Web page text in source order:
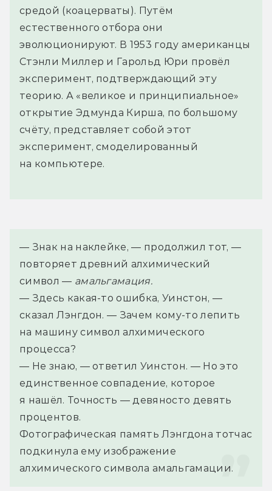
средой (коацерваты). Путём
естественного отбора они
эволюционируют. В 1953 году американцы
Стэнли Миллер и Гарольд Юри провёл
эксперимент, подтверждающий эту
теорию. А «великое и принципиальное»
открытие Эдмунда Кирша, по большому
счёту, представляет собой этот
эксперимент, смоделированный
на компьютере.
— Знак на наклейке, — продолжил тот, —
повторяет древний алхимический
символ — амальгамация.
— Здесь какая-то ошибка, Уинстон, —
сказал Лэнгдон. — Зачем кому-то лепить
на машину символ алхимического
процесса?
— Не знаю, — ответил Уинстон. — Но это
единственное совпадение, которое
я нашёл. Точность — девяносто девять
процентов.
Фотографическая память Лэнгдона тотчас
подкинула ему изображение
алхимического символа амальгамации.